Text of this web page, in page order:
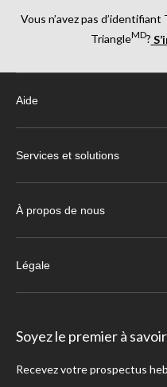
Vous n’avez pas
TriangleMD?
Aide
Services et solutions
À propos de nous
Légale
Soyez le premier à savoir
Recevez votre prospectus